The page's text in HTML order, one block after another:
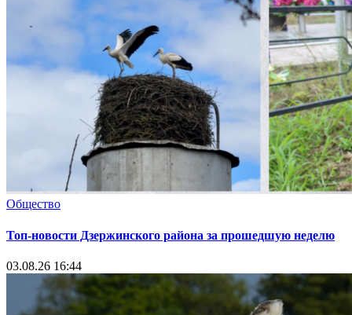
Общество
Топ-новости Дзержинского района за прошедшую неделю
03.08.26 16:44